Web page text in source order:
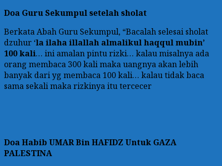
Doa Guru Sekumpul setelah sholat
Berkata Abah Guru Sekumpul, “Bacalah selesai sholat
dzuhur ‘la ilaha illallah almalikul haqqul mubin’
100 kali… ini amalan pintu rizki… kalau misalnya ada
orang membaca 300 kali maka uangnya akan lebih
banyak dari yg membaca 100 kali… kalau tidak baca
sama sekali maka rizkinya itu tercecer
DoaHabib UMAR Bin HAFIDZ Untuk GAZA
PALESTINA